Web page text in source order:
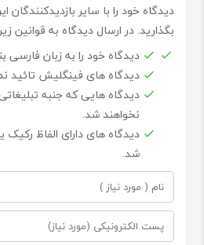
دیدگاه خود را با سایر
بگذارید. در ارسال دیدگاه به قوانین
دیدگاه خود را به زبان فارسی
دیدگاه های فینگلیش تائید
دیدگاه هایی که جنبه
نخواهند شد.
دیدگاه های دارای الفاظ رکیک
شد.